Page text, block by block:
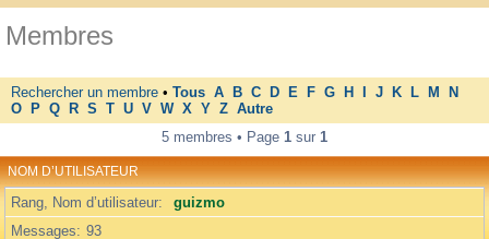
Membres
Rechercher un membre • Tous A B C D E F G H J K L M
N
O
P Q R S T U V W X Y Z Autre
5 membres • Page 1 sur 1
NOM D’UTILISATEUR
Rang, Nom d’utilisateur
guizmo
Messages
93